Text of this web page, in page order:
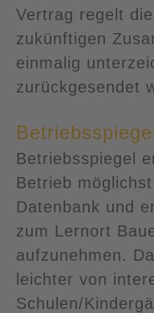
Vertrag regelt
zukünftigen
einmalig
zurückgesendet
Betriebsspiegel
Betrieb
Datenbank und
zum Lernort
aufzunehmen.
leichter von
Schulen/